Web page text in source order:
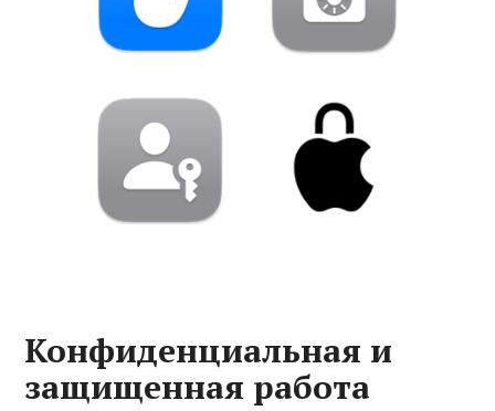
Конфиденциальная и
защищенная работа